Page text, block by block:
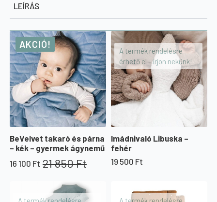
LEÍRÁS
AKCIÓ!
BeVelvet takaró és párna
– kék – gyermek ágynemű
21 850Ft
Original
16 100 Ft
Current
A termék rendelésre
érhető el – írjon nekünk!
Imádnivaló Libuska –
fehér
19 500 Ft